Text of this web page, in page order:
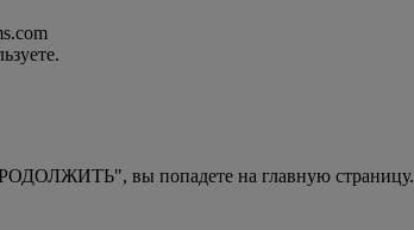
вы попадете на главную страницу.